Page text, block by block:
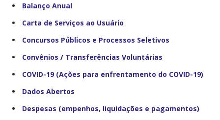
Balanço Anual
Carta de Serviços ao Usuário
Concursos Públicos e Processos Seletivos
Convênios / Transferências Voluntárias
COVID-19 (Ações para enfrentamento do COVID-19)
Dados Abertos
Despesas (empenhos, liquidações e pagamentos)